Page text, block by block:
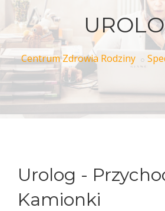
Centrum Zdrowia Rodziny
Urolog -
Kamionki